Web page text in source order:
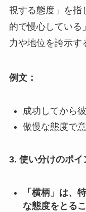
視する態度」を指
的で慢心している
力や地位を誇示す
例文：
成功してから
傲慢な態度で
3. 使い分けのポイ
「横柄」は、
な態度をとる